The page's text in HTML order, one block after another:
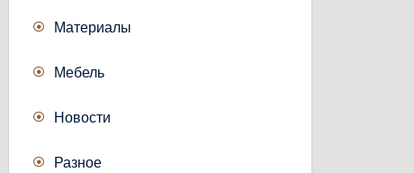
Материалы
Мебель
Новости
Разное